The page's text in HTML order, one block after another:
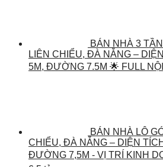
BÁN NHÀ 3
LIÊN CHIỂU, ĐÀ NẴNG –
5M, ĐƯỜNG 7.5M 🌟 FULL
BÁN NHÀ LÔ
CHIỂU, ĐÀ NẴNG – DIỆN
ĐƯỜNG 7,5M - VỊ TRÍ KINH